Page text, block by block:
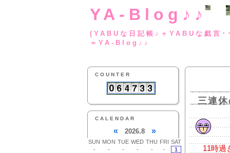
YA-Blog♪♪
(YABUな日記帳♪
＝YA-Blog♪♪
COUNTER
CALENDAR
« 2026.8 »
SUN MON TUE WED THU FRI SAT
-
- - - - -
1
三連
11時過